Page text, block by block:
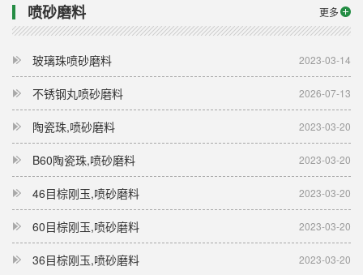
更多
喷砂磨料
2023-03-14
玻璃珠喷砂磨料
2026-07-13
不锈钢丸喷砂磨料
2023-03-20
陶瓷珠,喷砂磨料
2023-03-20
B60陶瓷珠,喷砂磨料
2023-03-20
46目棕刚玉,喷砂磨料
2023-03-20
60目棕刚玉,喷砂磨料
2023-03-20
36目棕刚玉,喷砂磨料